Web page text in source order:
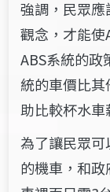
強調，民眾
觀念，才能使
ABS系統的政
統的車價比
助比較杯水車
為了讓民眾
的機車，和